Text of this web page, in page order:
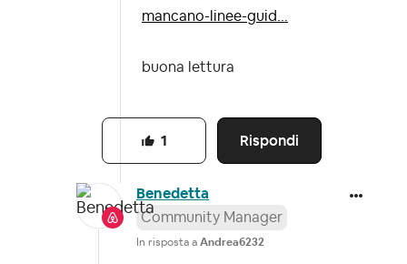
mancano-linee-guid...
buona lettura
Rispondi
1
Benedetta
Community Manager
In risposta a Andrea6232